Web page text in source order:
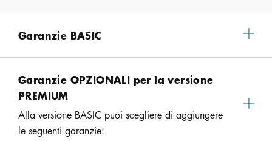
Garanzie BASIC
Garanzie OPZIONALI per la versione
PREMIUM
Alla versione BASIC puoi scegliere di aggiungere
le seguenti garanzie: